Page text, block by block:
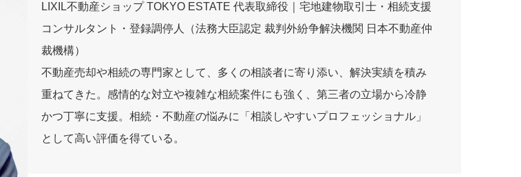
LIXIL不動産ショップ TOKYO ESTATE 代表取締役｜宅地建物取引士・相続支援
コンサルタント・登録調停人（法務大臣認定 裁判外紛争解決機関 日本不動産仲
裁機構）
不動産売却や相続の専門家として、多くの相談者に寄り添い、解決実績を積み
重ねてきた。感情的な対立や複雑な相続案件にも強く、第三者の立場から冷静
かつ丁寧に支援。相続・不動産の悩みに「相談しやすいプロフェッショナル」
として高い評価を得ている。